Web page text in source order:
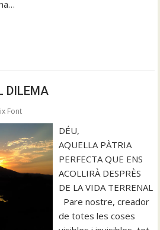
DILEMA
Font
DÉU,
AQUELLA PÀTRIA
PERFECTA QUE ENS
ACOLLIRÀ DESPRÈS
DE LA VIDA TERRENAL
Pare nostre, creador
de totes les coses